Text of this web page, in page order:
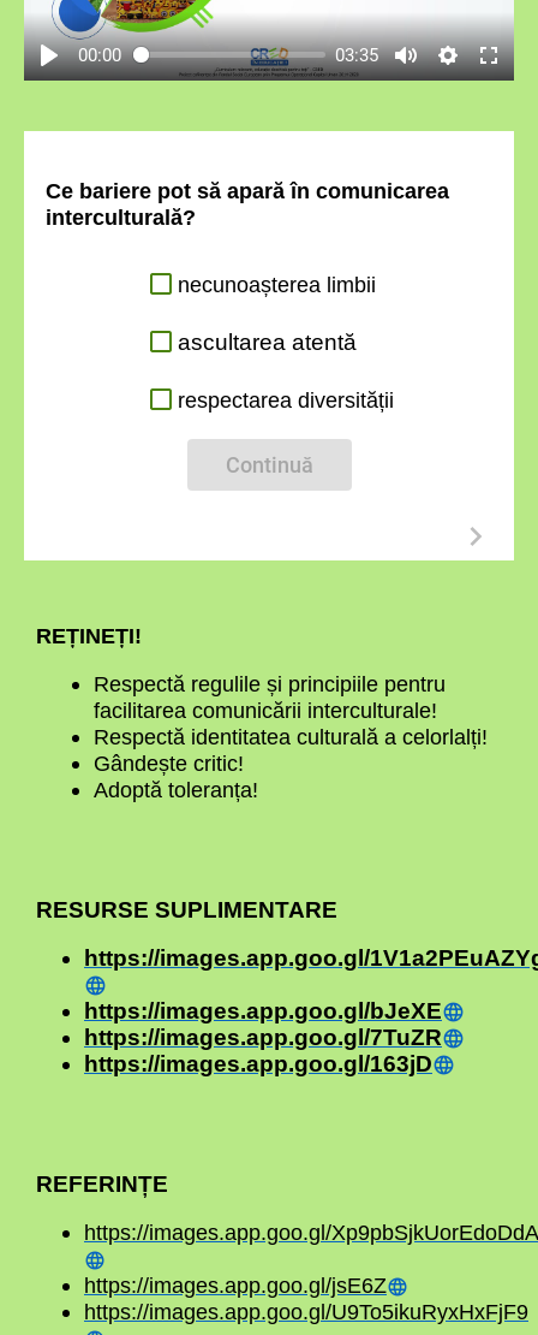
00:00 03:35
Ce bariere pot să apară în comunicarea
interculturală?
necunoașterea limbii
ascultarea atentă
respectarea diversității
Continuă
REȚINEȚI!
Respectă regulile și principiile pentru
facilitarea comunicării interculturale!
Respectă identitatea culturală a celorlalți!
Gândește critic!
Adoptă toleranța!
RESURSE SUPLIMENTARE
https://images.app.goo.gl/
https://images.app.goo.gl/bJeXE
https://images.app.goo.gl/7TuZR
https://images.app.goo.gl/163jD
REFERINȚE
https://images.app.goo.gl/Xp9pbSjkUorEdoDdA
https://images.app.goo.gl/jsE6Z
https://images.app.goo.gl/U9To5ikuRyxHxFjF9